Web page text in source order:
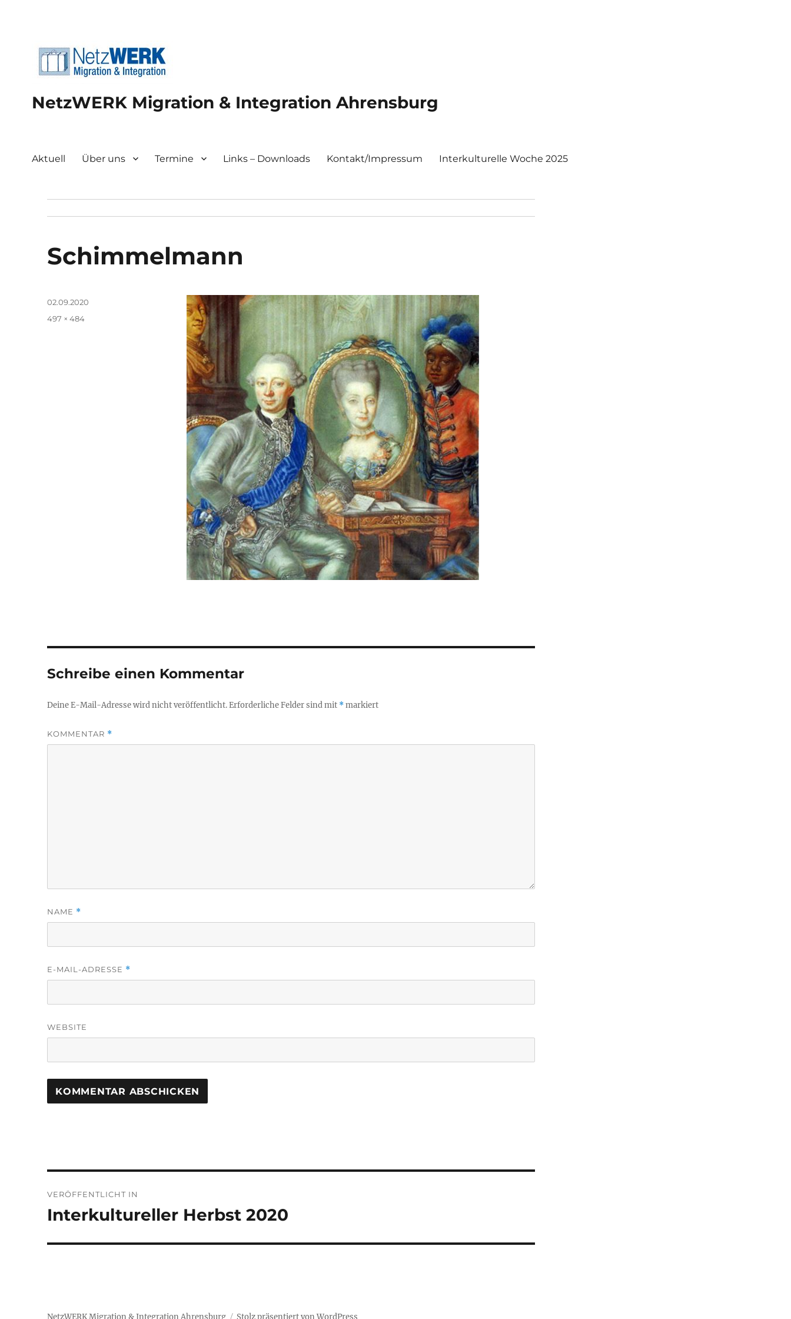
NetzWERK Migration & Integration Ahrensburg
Aktuell Über uns Termine Links – Downloads Kontakt/Impressum Interkulturelle Woche 2025
Schimmelmann
Veröffentlicht
02.09.2020
Originalgröße
497 × 484
Schreibe einen Kommentar
Deine E-Mail-Adresse wird nicht veröffentlicht.Erforderliche Felder sind mit *markiert
KOMMENTAR *
NAME *
E-MAIL-ADRESSE *
WEBSITE
VERÖFFENTLICHT IN
Interkultureller Herbst 2020
NetzWERK Migration & Integration Ahrensburg Stolz präsentiert von WordPress